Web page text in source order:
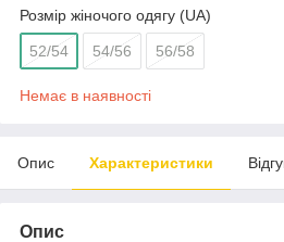
Розмір жіночого одягу (UA)
52/54 54/56 56/58
Немає в наявності
Опис Характеристики
Опис